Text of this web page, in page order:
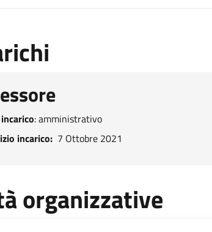
:amministrativo
incarico Data inizio incarico
7 Ottobre 2021
organizzative